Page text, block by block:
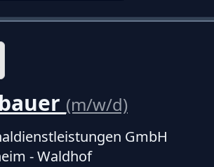
(m/w/d)
GmbH
- Waldhof